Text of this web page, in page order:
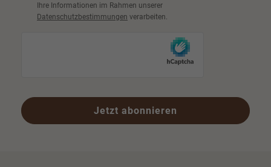
Ihre Informationen im Rahmen unserer
Datenschutzbestimmungen verarbeiten.
Jetzt abonnieren